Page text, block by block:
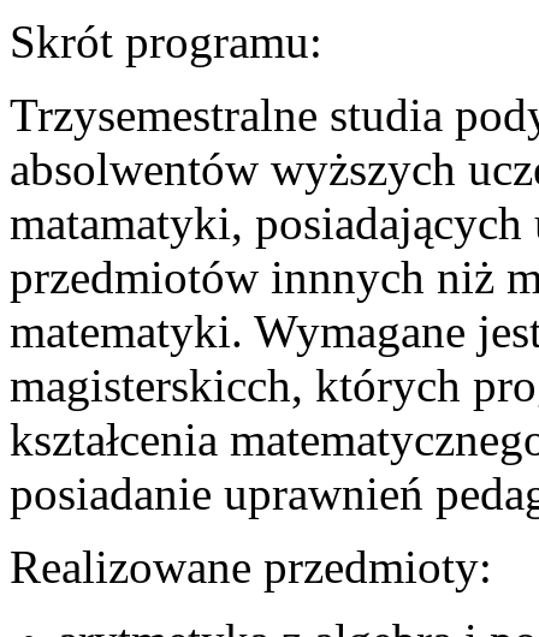
Skrót programu:
Trzysemestralne studia
absolwentów wyższych
matamatyki,
przedmiotów innnych niż
matematyki. Wymagane
magisterskicch, których
kształcenia
posiadanie uprawnień
Realizowane przedmioty: